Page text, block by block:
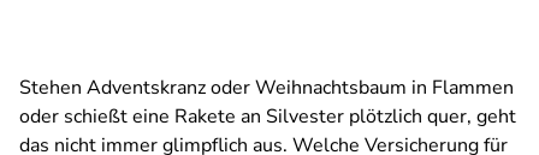
Stehen Adventskranz oder Weihnachtsbaum in Flammen
oder schießt eine Rakete an Silvester plötzlich quer, geht
das nicht immer glimpflich aus. Welche Versicherung für